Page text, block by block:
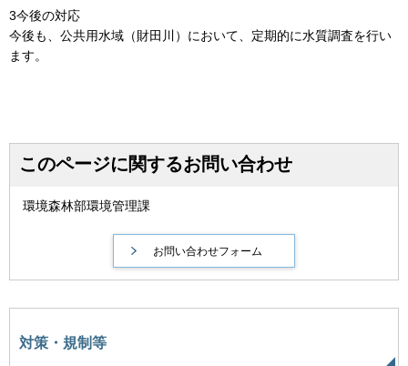
3今後の対応
今後も、公共用水域（財田川）において、定期的に水質調査を行い
ます。
このページに関するお問い合わせ
環境森林部環境管理課
対策・規制等